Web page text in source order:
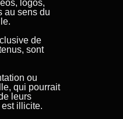
logos,
au sens du
de
sont
ou
qui pourrait
leurs
illicite.